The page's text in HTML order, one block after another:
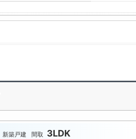
新築戸建 間取 3LDK